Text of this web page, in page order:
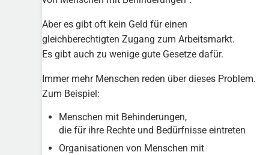
Aber es gibt oft kein Geld für einen
gleichberechtigten Zugang zum Arbeitsmarkt.
Es gibt auch zu wenige gute Gesetze dafür.
Immer mehr Menschen reden über dieses Problem.
Zum Beispiel:
Menschen mit Behinderungen,
die für ihre Rechte und Bedürfnisse eintreten
Organisationen von Menschen mit